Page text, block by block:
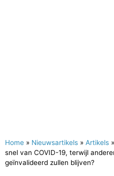
Home » Nieuwsartikels » Artikels »
snel van COVID-19, terwijl
geïnvalideerd zullen blijven?